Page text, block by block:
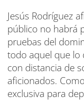
Jesús Rodríguez
público no habrá
pruebas del
todo aquel que lo
con distancia de
aficionados.
exclusiva para